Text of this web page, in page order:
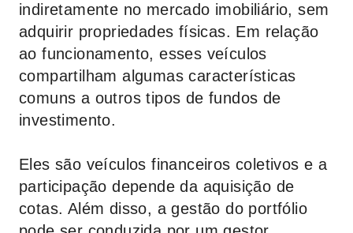
indiretamente no mercado imobiliário, sem
adquirir propriedades físicas. Em relação
ao funcionamento, esses veículos
compartilham algumas características
comuns a outros tipos de fundos de
investimento.
Eles são veículos financeiros coletivos e a
participação depende da aquisição de
cotas. Além disso, a gestão do portfólio